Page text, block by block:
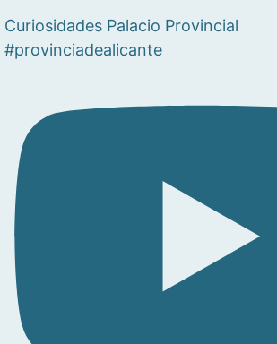
Curiosidades Palacio Provincial
#provinciadealicante